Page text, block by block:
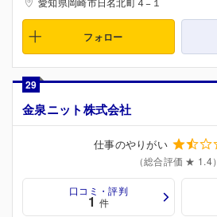
フォロー
29
金泉ニット株式会社
仕事のやりがい
（総合評価 ★ 1.4）
口コミ・評判
1 件